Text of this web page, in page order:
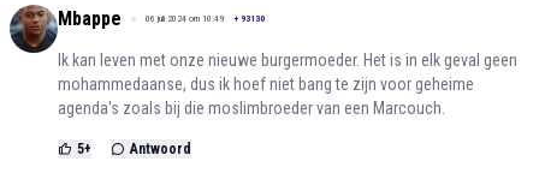
Mbappe 06 juli 2024 om 10:49 + 93130
Ik kan leven met onze nieuwe burgermoeder. Het is in elk geval geen
mohammedaanse, dus ik hoef niet bang te zijn voor geheime
agenda's zoals bij die moslimbroeder van een Marcouch.
5+ Antwoord